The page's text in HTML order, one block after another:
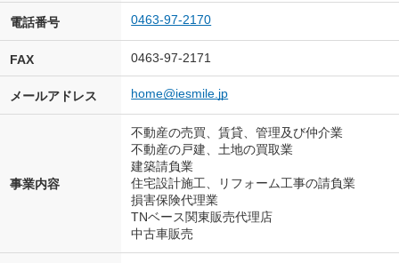
電話番号 0463-97-2170
FAX 0463-97-2171
メールアドレス home@iesmile.jp
事業内容
不動産の売買、賃貸、管理及び仲介業
不動産の戸建、土地の買取業
建築請負業
住宅設計施工、リフォーム工事の請負業
損害保険代理業
TNベース関東販売代理店
中古車販売